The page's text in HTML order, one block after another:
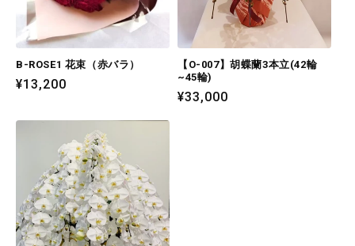
B-ROSE1 花束（赤バラ）
通
価
¥13,200
【O-007】胡蝶蘭3本立(42輪
~45輪)
通
¥33,000